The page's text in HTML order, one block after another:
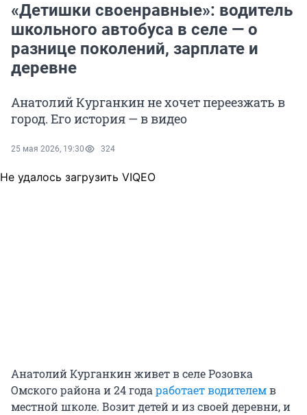
«Детишки своенравные»: водитель
школьного автобуса в селе — о
разнице поколений, зарплате и
деревне
Анатолий Курганкин не хочет переезжать в
город. Его история — в видео
25 мая 2026, 19:30 324
Не удалось загрузить VIQEO
Анатолий Курганкин живет в селе Розовка
Омского района и 24 года работает водителемв
местной школе. Возит детей и из своей деревни, и